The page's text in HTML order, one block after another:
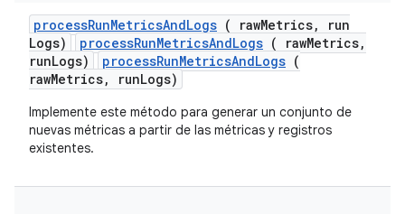
processRunMetricsAndLogs ( rawMetrics,
run
Logs)
processRunMetricsAndLogs ( rawMetrics,
runLogs)
processRunMetricsAndLogs (
rawMetrics, runLogs)
Implemente este método para generar un conjunto de
nuevas métricas a partir de las métricas y registros
existentes.